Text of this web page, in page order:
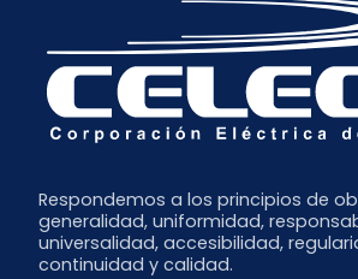
Respondemos a los principios de
generalidad, uniformidad,
universalidad, accesibilidad,
continuidad y calidad.